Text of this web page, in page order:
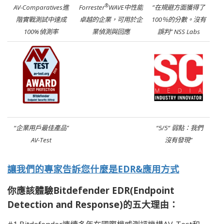
AV-Comparatives進
階實戰測試中達成
100%偵測率
Forrester®WAVE中性能
卓越的企業，可用於企
業偵測與回應
”在規避方面獲得了
100％的分數。沒有
誤判” NSS Labs
“企業用戶最佳產品”
AV-Test
“5/5“弱點：我們
沒有發現”
讓我們的專家告訴您什麼是EDR&應用方式
你應該體驗Bitdefender EDR(Endpoint
Detection and Response)的五大理由：